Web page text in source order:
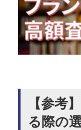
【参考
る際の